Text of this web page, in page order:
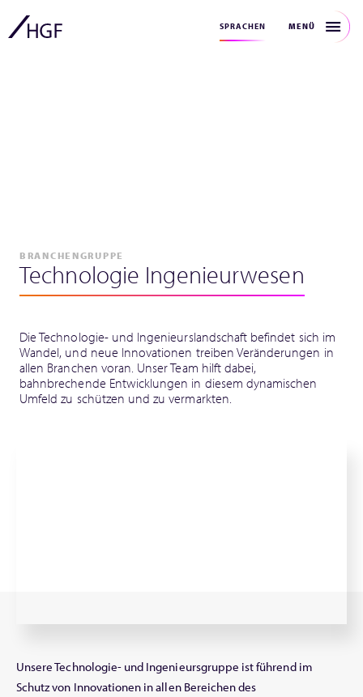
SPRACHEN MENÜ
BRANCHENGRUPPE
Technologie Ingenieurwesen
Die Technologie- und Ingenieurslandschaft befindet sich im
Wandel, und neue Innovationen treiben Veränderungen in
allen Branchen voran. Unser Team hilft dabei,
bahnbrechende Entwicklungen in diesem dynamischen
Umfeld zu schützen und zu vermarkten.
Unsere Technologie- und Ingenieursgruppe ist führend im
Schutz von Innovationen in allen Bereichen des